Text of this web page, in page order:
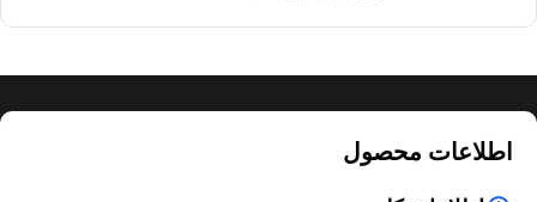
اطلاعات محصول